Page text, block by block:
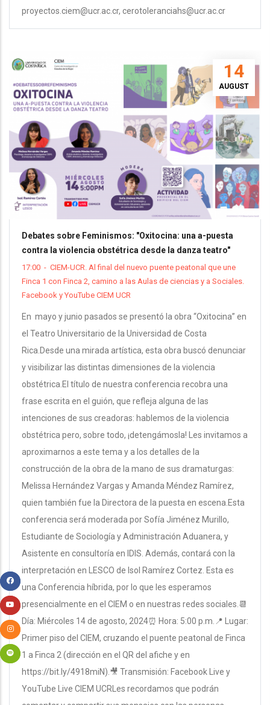
proyectos.ciem@ucr.ac.cr, cerotoleranciahs@ucr.ac.cr
14
AUGUST
Debates sobre Feminismos: "Oxitocina: una a-puesta
contra la violencia obstétrica desde la danza teatro"
17:00 - CIEM-UCR. Al final del nuevo puente peatonal que une
Finca 1 con Finca 2, camino a las Aulas de ciencias y a Sociales.
Facebook y YouTube CIEM UCR
En mayo y junio pasados se presentó la obra “Oxitocina” en
el Teatro Universitario de la Universidad de Costa
Rica.Desde una mirada artística, esta obra buscó denunciar
y visibilizar las distintas dimensiones de la violencia
obstétrica.El título de nuestra conferencia recobra una
frase escrita en el guión, que refleja alguna de las
intenciones de sus creadoras: hablemos de la violencia
obstétrica pero, sobre todo, ¡detengámosla! Les invitamos a
aproximarnos a este tema y a los detalles de la
construcción de la obra de la mano de sus dramaturgas:
Melissa Hernández Vargas y Amanda Méndez Ramírez,
quien también fue la Directora de la puesta en escena.Esta
conferencia será moderada por Sofía Jiménez Murillo,
Estudiante de Sociología y Administración Aduanera, y
Asistente en consultoría en IDIS. Además, contará con la
interpretación en LESCO de Isol Ramírez Cortez. Esta es
una Conferencia híbrida, por lo que les esperamos
presencialmente en el CIEM o en nuestras redes sociales.📆
Día: Miércoles 14 de agosto, 2024⏰ Hora: 5:00 p.m.📍 Lugar:
Primer piso del CIEM, cruzando el puente peatonal de Finca
1 a Finca 2 (dirección en el QR del afiche y en
https://bit.ly/4918miN).🎥 Transmisión: Facebook Live y
YouTube Live CIEM UCRLes recordamos que podrán